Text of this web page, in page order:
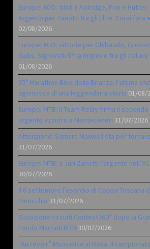
Europei XCO: titoli a Aldridge, Frei e Hutter.
Argento per Zanotti tra gli Elite. Corvi fora
02/08/2026
Europei XCO: vittorie per Ghibaudo,
Gallis. Signorelli 5^ la migliore tra gli italiani
01/08/2026
35ª Marathon Bike della Brianza: l’ultima
agonistica di una leggendaria storia 01/08/
Europei MTB: il Team Relay firma il secondo
argento azzurro a Monteceneri 31/07/2026
Attenzione: Samara Maxwell sta per tornare
31/07/2026
Europei MTB: a Juri Zanotti l’argento
30/07/2026
Il 6 settembre l’esordio di Coppa Toscana
Pinocchio 31/07/2026
Situazione circuiti Contest360° dopo la
Fondo Marradi MTB 30/07/2026
“Au revoir” Monselice in Rosa. Il campionato